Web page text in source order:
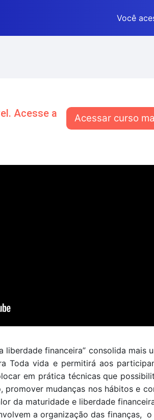
Você
Acesse a
Acessar curso
liberdade financeira” consolida mais
Toda vida e permitirá aos
em prática técnicas que
mudanças nos hábitos e
da maturidade e liberdade
a organização das finanças,